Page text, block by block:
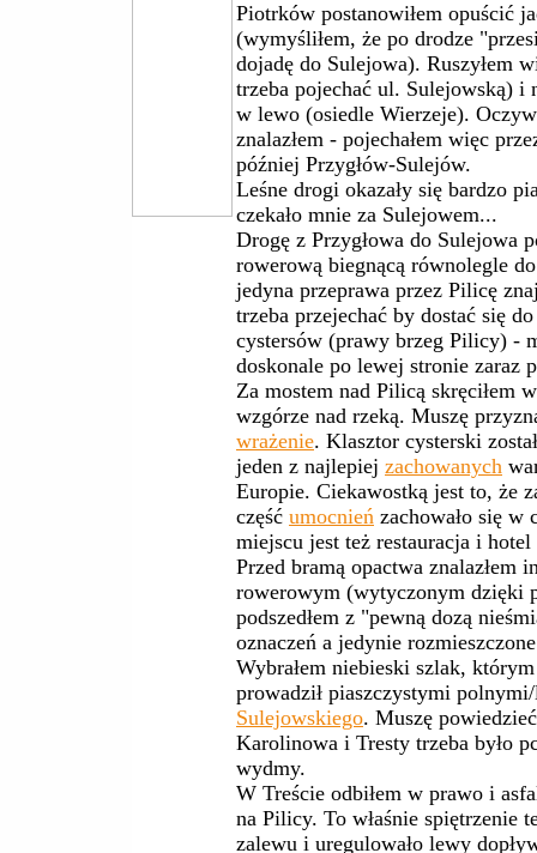
Piotrków postanowiłem opuścić
(wymyśliłem, że po drodze
dojadę do Sulejowa). Ruszyłem
trzeba pojechać ul. Sulejowską) i
w lewo (osiedle Wierzeje).
znalazłem - pojechałem więc
później Przygłów-Sulejów.
Leśne drogi okazały się bardzo
czekało mnie za Sulejowem...
Drogę z Przygłowa do Sulejowa
rowerową biegnącą równolegle
jedyna przeprawa przez Pilicę
trzeba przejechać by dostać się
cystersów (prawy brzeg Pilicy) -
doskonale po lewej stronie zaraz
Za mostem nad Pilicą skręciłem
wzgórze nad rzeką. Muszę
wrażenie. Klasztor cysterski
jeden z najlepiej zachowanych
Europie. Ciekawostką jest to, że
część umocnień zachowało się w
miejscu jest też restauracja i hotel
Przed bramą opactwa znalazłem
rowerowym (wytyczonym dzięki
podszedłem z "pewną dozą
oznaczeń a jedynie
Wybrałem niebieski szlak,
prowadził piaszczystymi
Sulejowskiego. Muszę
Karolinowa i Tresty trzeba było
wydmy.
W Treście odbiłem w prawo i
na Pilicy. To właśnie spiętrzenie
zalewu i uregulowało lewy